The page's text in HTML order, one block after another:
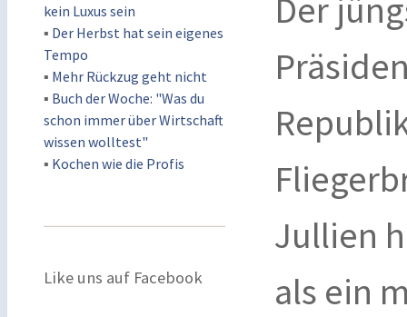
kein Luxus sein
▪ Der Herbst hat sein eigenes
Tempo
▪ Mehr Rückzug geht nicht
▪ Buch der Woche: "Was du
schon immer über Wirtschaft
wissen wolltest"
▪ Kochen wie die Profis
Like uns auf Facebook
Der
Jullien
als ein